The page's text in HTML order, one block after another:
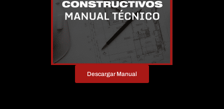
Descargar Manual